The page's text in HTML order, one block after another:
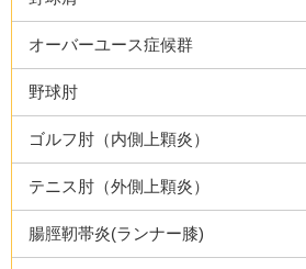
オーバーユース症候群
野球肘
ゴルフ肘（内側上顆炎）
テニス肘（外側上顆炎）
腸脛靭帯炎(ランナー膝)